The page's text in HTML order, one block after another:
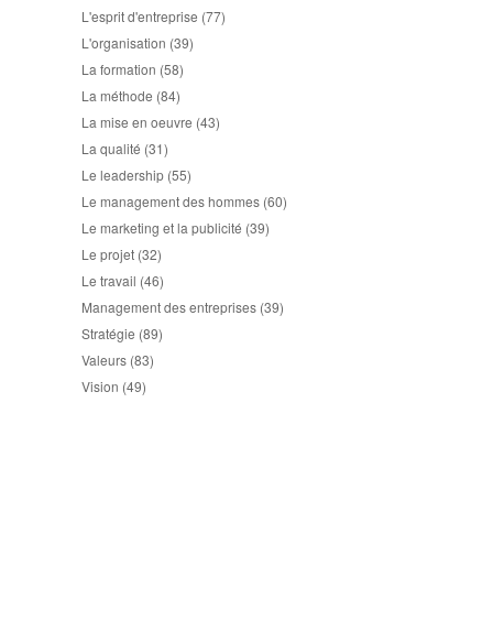
L'esprit d'entreprise (77)
L'organisation (39)
La formation (58)
La méthode (84)
La mise en oeuvre (43)
La qualité (31)
Le leadership (55)
Le management des hommes (60)
Le marketing et la publicité (39)
Le projet (32)
Le travail (46)
Management des entreprises (39)
Stratégie (89)
Valeurs (83)
Vision (49)